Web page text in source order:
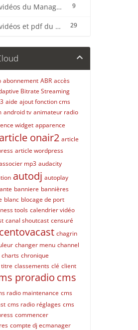
9
Tutoriels vidéos du Manager Radio STREAMING CENTER
29
Tutoriels vidéos et pdf du CMS Radio Wordpress + OnAir2/Pro.Radio
abonnement ABR accès
Bitrate Streaming
aide ajout fonction cms
android tv animateur radio
widget apparence
article onair2 article
article wordpress
mp3 audacity
autodj autoplay
banniere bannières
blanc blocage de port
tools calendrier vidéo
canal shoutcast censuré
centovacast chagrin
changer menu channel
charts chronique
classements clé client
proradio cms
radio maintenance cms
cms radio réglages cms
commencer
compte dj ecmanager